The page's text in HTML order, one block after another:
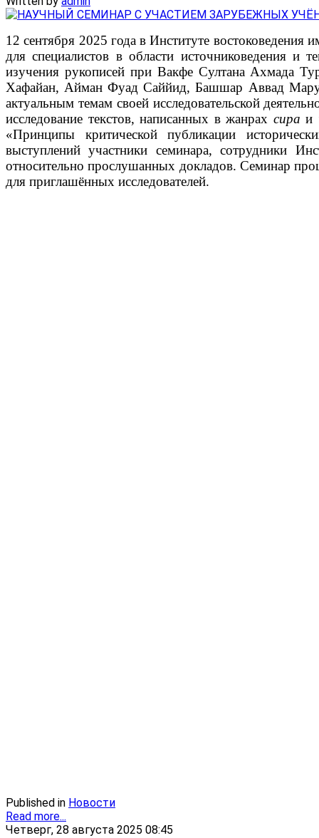
12 сентября 2025 года в Институте
для специалистов в области источниковедения и
изучения рукописей при Вакфе Султана Ахмада
Хафайан, Айман Фуад Саййид, Башшар Аввад
актуальным темам своей исследовательской
исследование текстов, написанных в жанрах сира и
«Принципы критической публикации
выступлений участники семинара, сотрудники
относительно прослушанных докладов. Семинар
для приглашённых исследователей.
Published in Новости
Read more...
Четверг, 28 августа 2025 08:45